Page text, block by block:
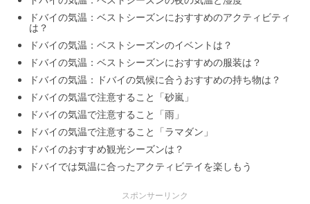
ドバイの気温：ベストシーズンにおすすめのアクティビティ
は？
ドバイの気温：ベストシーズンのイベントは？
ドバイの気温：ベストシーズンにおすすめの服装は？
ドバイの気温：ドバイの気候に合うおすすめの持ち物は？
ドバイの気温で注意すること「砂嵐」
ドバイの気温で注意すること「雨」
ドバイの気温で注意すること「ラマダン」
ドバイのおすすめ観光シーズンは？
ドバイでは気温に合ったアクティビテイを楽しもう
スポンサーリンク